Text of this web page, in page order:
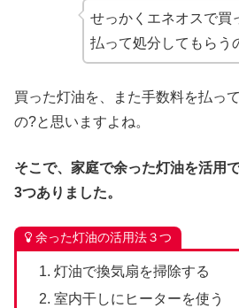
せっかくエネオスで買
払って処分してもらう
買った灯油を、また手数料を払っ
の?と思いますよね。
そこで、家庭で余った灯油を活用
3つありました。
余った灯油の活用法３つ
灯油で換気扇を掃除する
室内干しにヒーターを使う